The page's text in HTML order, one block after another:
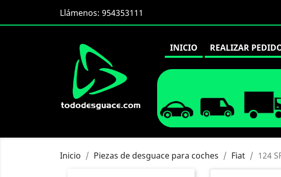
Llámenos: 954353111
INICIO REALIZAR
Inicio Piezas de desguace para coches Fiat 124